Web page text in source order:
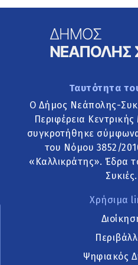
Ταυτότητα
Ο Δήμος Νεάπολης-
Περιφέρεια
συγκροτήθηκε σύμφωνα
του Νόμου 3852/
«Καλλικράτης». Έδρα
Συκιές.
Χρήσιμα
Ψηφιακός